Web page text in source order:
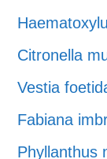
Citronella
Vestia
Fabiana
Phyllanthus